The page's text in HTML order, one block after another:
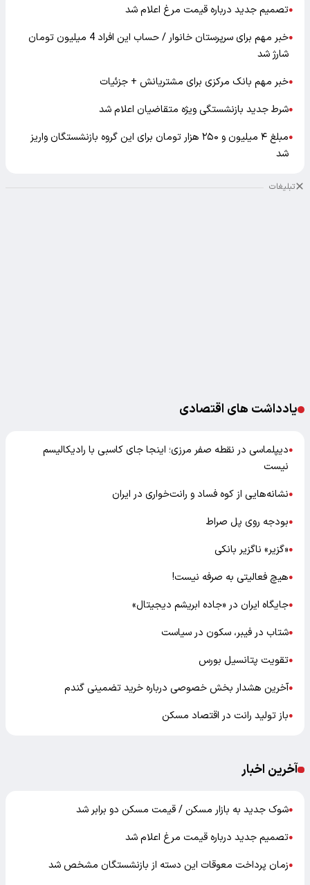
●تصمیم جدید درباره قیمت مرغ اعلام شد
●
خبر مهم برای سرپرستان خانوار / حساب این افراد 4 میلیون تومان
شارژ شد
●خبر مهم بانک مرکزی برای مشتریانش + جزئیات
●شرط جدید بازنشستگی ویژه متقاضیان اعلام شد
●
مبلغ ۴ میلیون و ۲۵۰ هزار تومان برای این گروه بازنشستگان واریز
شد
تبلیغات
یادداشت های اقتصادی
●دیپلماسی در نقطه صفر مرزی؛ اینجا جای کاسبی با رادیکالیسم
نیست
●نشانه‌هایی از کوه فساد و رانت‌خواری در ایران
●بودجه روی پل صراط
●«گزیر» ناگزیر بانکی
●هیچ فعالیتی به صرفه نیست!
●جایگاه ایران در «جاده ابریشم دیجیتال»
●شتاب در فیبر، سکون در سیاست
●تقویت پتانسیل بورس
●آخرین هشدار بخش خصوصی درباره خرید تضمینی گندم
●باز تولید رانت در اقتصاد مسکن
آخرین اخبار
●شوک جدید به بازار مسکن / قیمت مسکن دو برابر شد
●تصمیم جدید درباره قیمت مرغ اعلام شد
●زمان پرداخت معوقات این دسته از بازنشستگان مشخص شد